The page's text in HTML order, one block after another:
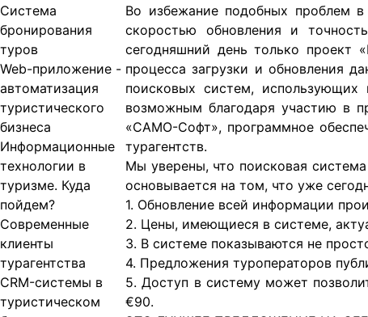
Система
бронирования
туров
Web-приложение -
автоматизация
туристического
бизнеса
Информационные
технологии в
туризме. Куда
пойдем?
Современные
клиенты
турагентства
CRM-системы в
туристическом
Во избежание подобных проблем
скоростью обновления и
сегодняшний день только проект
процесса загрузки и обновления
поисковых систем, использующих
возможным благодаря участию в
«САМО-Софт», программное
турагентств.
Мы уверены, что поисковая
основывается на том, что уже
1. Обновление всей информации
2. Цены, имеющиеся в системе,
3. В системе показываются не
4. Предложения туроператоров
5. Доступ в систему может
€90.